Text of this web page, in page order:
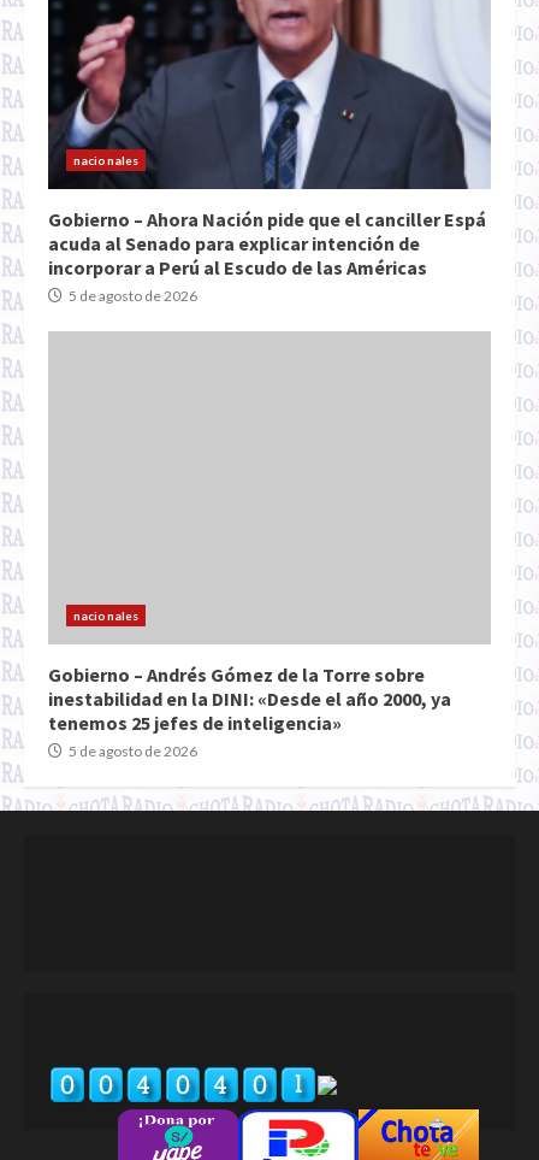
nacionales
Gobierno – Ahora Nación pide que el canciller Espá
acuda al Senado para explicar intención de
incorporar a Perú al Escudo de las Américas
5 de agosto de 2026
nacionales
Gobierno – Andrés Gómez de la Torre sobre
inestabilidad en la DINI: «Desde el año 2000, ya
tenemos 25 jefes de inteligencia»
5 de agosto de 2026